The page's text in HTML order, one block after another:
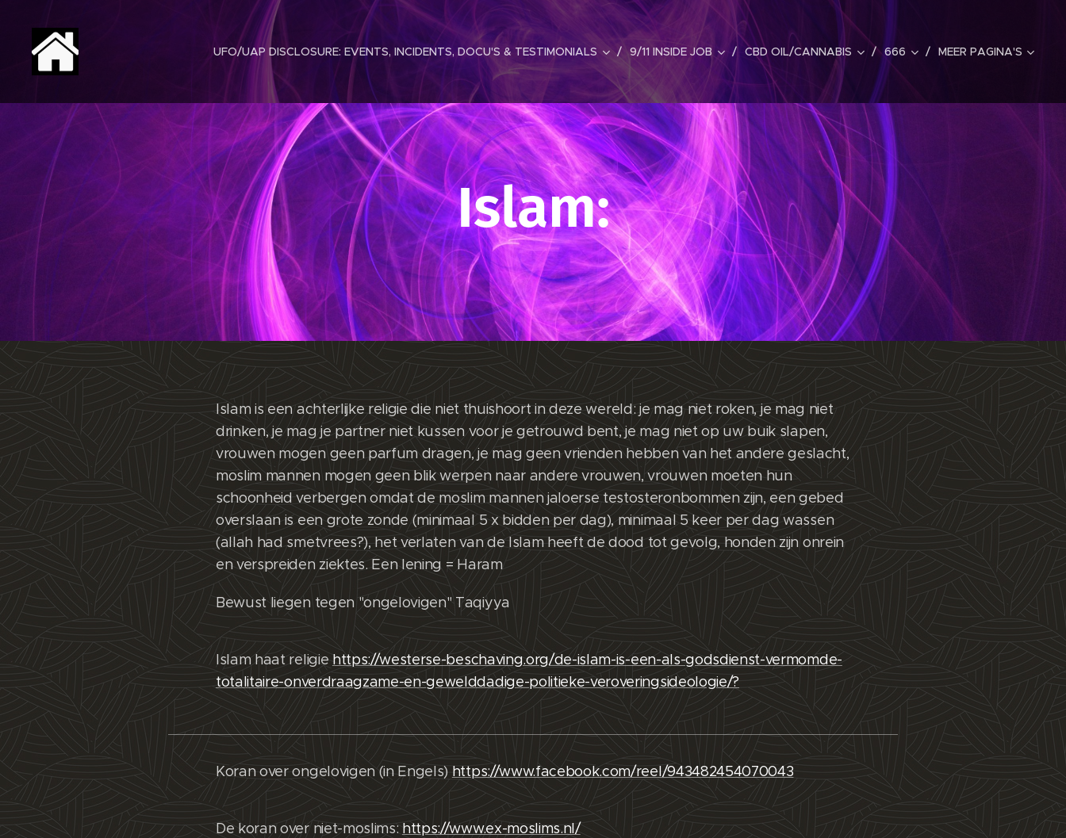
UFO/UAP DISCLOSURE: EVENTS, INCIDENTS, DOCU'S & TESTIMONIALS 9/11 INSIDE JOB CBD OIL/CANNABIS 666 MEER PAGINA'S
Islam:
Islam is een achterlijke religie die niet thuishoort in deze wereld: je mag niet roken, je mag niet
drinken, je mag je partner niet kussen voor je getrouwd bent, je mag niet op uw buik slapen,
vrouwen mogen geen parfum dragen, je mag geen vrienden hebben van het andere geslacht,
moslim mannen mogen geen blik werpen naar andere vrouwen, vrouwen moeten hun
schoonheid verbergen omdat de moslim mannen jaloerse testosteronbommen zijn, een gebed
overslaan is een grote zonde (minimaal 5 x bidden per dag), minimaal 5 keer per dag wassen
(allah had smetvrees?), het verlaten van de Islam heeft de dood tot gevolg, honden zijn onrein
en verspreiden ziektes. Een lening = Haram
Bewust liegen tegen "ongelovigen" Taqiyya
Islam haat religie https://westerse-beschaving.org/de-islam-is-een-als-godsdienst-vermomde-
totalitaire-onverdraagzame-en-gewelddadige-politieke-veroveringsideologie/?
Koran over ongelovigen (in Engels) https://www.facebook.com/reel/943482454070043
De koran over niet-moslims: https://www.ex-moslims.nl/